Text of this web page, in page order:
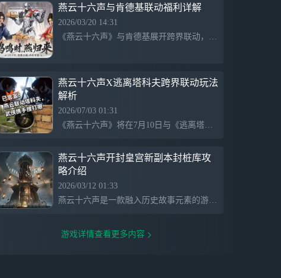
音。 游览燕云大地，深入中式谜境，和鲜
为人知的时代记忆不期而遇。
燕云十六声与肯德基联动福利详解
2026/03/20 14:31
《燕云十六声》与肯德基展开跨界联动，将于3月27日上线，推出限定外观【颂吉呈祥】及多重福利，包括合作套餐、线下主题活动和周边赠礼，融合武侠与美食元素，带来全新体验。
燕云十六声X逃离塔科夫跨界联动玩法
解析
2026/07/03 01:31
《燕云十六声》将在7月10日与《逃离塔科夫》进行跨界联动，推出全新玩法「渡尘墟」。此次合作结合了《逃离塔科夫》的搜打撤机制，玩家将在江湖场景中体验收集战利品与撤离的全新玩法。之前的推文和直播预告为此次联动铺垫已久，并将于7月5日在杭州进行线下测试，让玩家抢先体验这一创新玩法。
燕云十六声开封皇宫新副本封桩库攻
略介绍
2026/03/12 01:33
燕云十六声是一款融入历史故事元素的游戏，玩家在豪华宫廷、神秘幻境中探索、破阵，揭示罪与恨的真相，通过解谜与战斗体验复杂的情感与阴谋，展现古代宫廷的荣耀与阴暗面。
游戏详情查看更多内容